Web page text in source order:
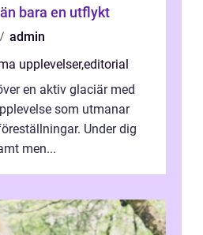
bara en utflykt
admin
upplevelser,editorial
en aktiv glaciär med
som utmanar
Under dig
men...